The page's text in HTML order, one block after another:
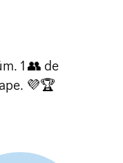
1 👥 de
💜🏆